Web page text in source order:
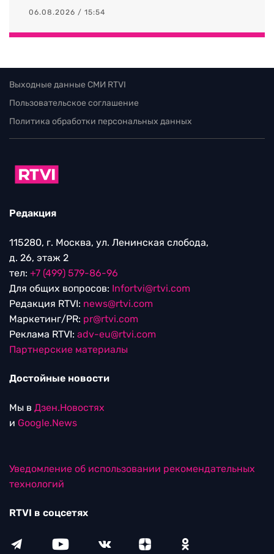
06.08.2026 / 15:54
Выходные данные СМИ RTVI
Пользовательское соглашение
Политика обработки персональных данных
Редакция
115280, г. Москва, ул. Ленинская слобода,
д. 26, этаж 2
тел: +7 (499) 579-86-96
Для общих вопросов: Infortvi@rtvi.com
Редакция RTVI: news@rtvi.com
Маркетинг/PR: pr@rtvi.com
Реклама RTVI: adv-eu@rtvi.com
Партнерские материалы
Достойные новости
Мы в Дзен.Новостях
и Google.News
Уведомление об использовании рекомендательных
технологий
RTVI в соцсетях